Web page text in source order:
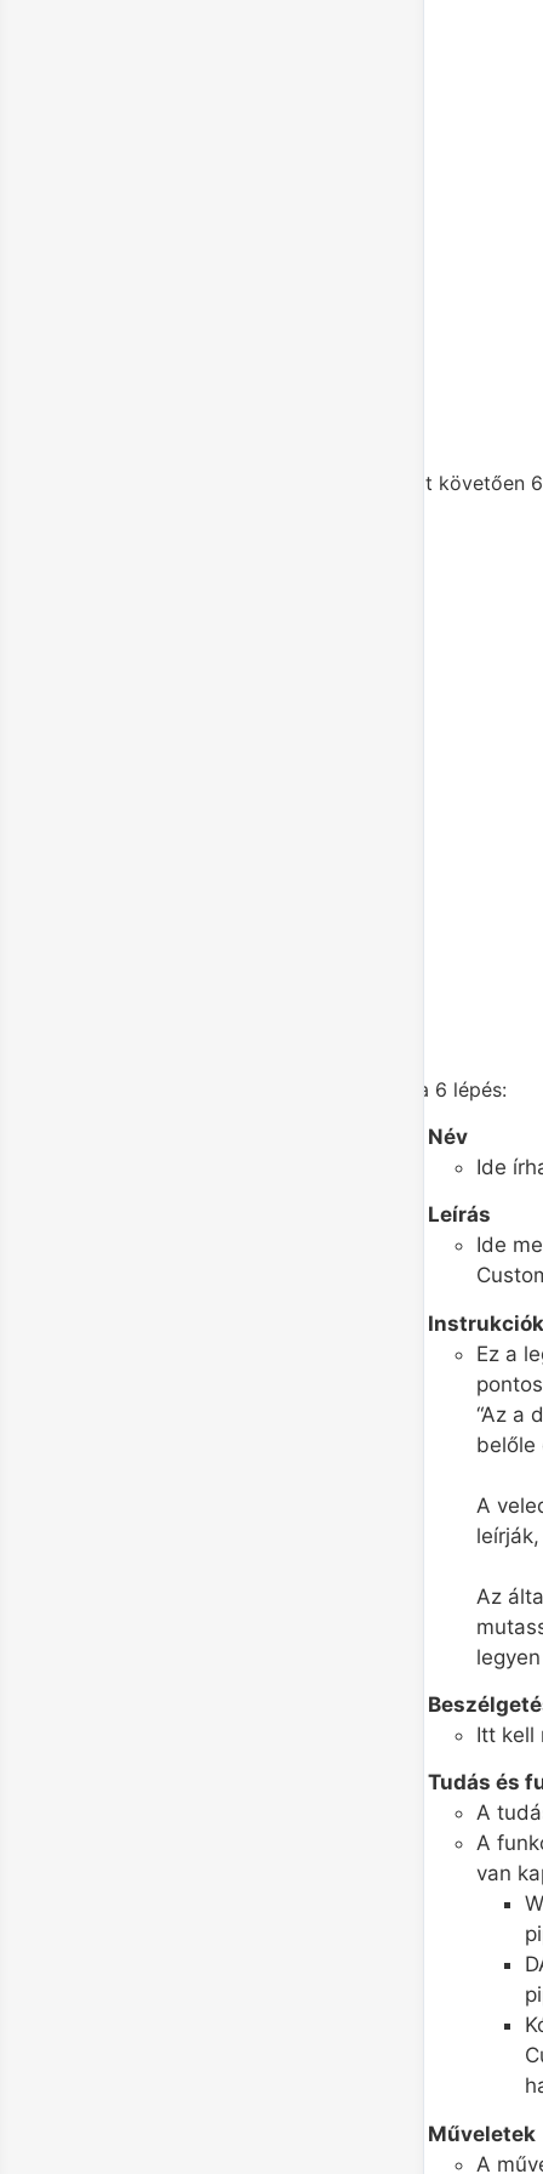
5. Ezt követően
Íme a 6 lépés:
Név
Ide
Leírás
Ide
Instrukciók
Ez a
“Az a
belőle
A
Az
Itt kell
Tudás és
A
A
van
Műveletek
A